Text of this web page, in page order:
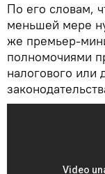
По его словам,
меньшей мере
же премьер-
полномочиями
налогового или